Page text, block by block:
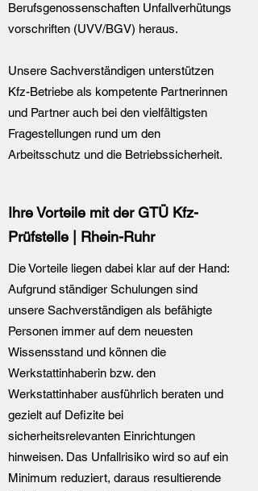
Berufsgenossenschaften Unfallverhütungs
vorschriften (UVV/BGV) heraus.
Unsere Sachverständigen unterstützen
Kfz-Betriebe als kompetente Partnerinnen
und Partner auch bei den vielfältigsten
Fragestellungen rund um den
Arbeitsschutz und die Betriebssicherheit.
Ihre Vorteile mit der GTÜ Kfz-
Prüfstelle | Rhein-Ruhr
Die Vorteile liegen dabei klar auf der Hand:
Aufgrund ständiger Schulungen sind
unsere Sachverständigen als befähigte
Personen immer auf dem neuesten
Wissensstand und können die
Werkstattinhaberin bzw. den
Werkstattinhaber ausführlich beraten und
gezielt auf Defizite bei
sicherheitsrelevanten Einrichtungen
hinweisen. Das Unfallrisiko wird so auf ein
Minimum reduziert, daraus resultierende